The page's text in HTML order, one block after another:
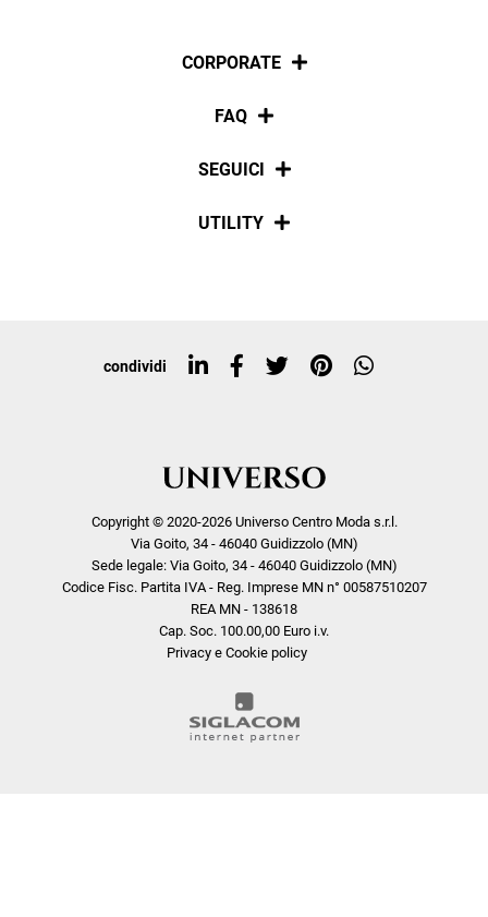
CORPORATE
Chi siamo
FAQ
Pagamenti
SEGUICI
Social
UTILITY
Top ricerche
condividi
Copyright © 2020-2026 Universo Centro Moda s.r.l.
Via Goito, 34 - 46040 Guidizzolo (MN)
Sede legale: Via Goito, 34 - 46040 Guidizzolo (MN)
Codice Fisc. Partita IVA - Reg. Imprese MN n° 00587510207
REA MN - 138618
Cap. Soc. 100.00,00 Euro i.v.
Privacy e Cookie policy